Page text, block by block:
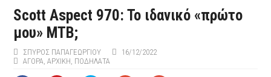
Scott Aspect 970: To ιδανικό «πρώτο
μου» ΜΤΒ;
ΣΠΎΡΟΣ ΠΑΠΑΓΕΩΡΓΊΟΥ
16/12/2022
ΑΓΟΡΑ,ΑΡΧΙΚΉ, ΠΟΔΉΛΑΤΑ